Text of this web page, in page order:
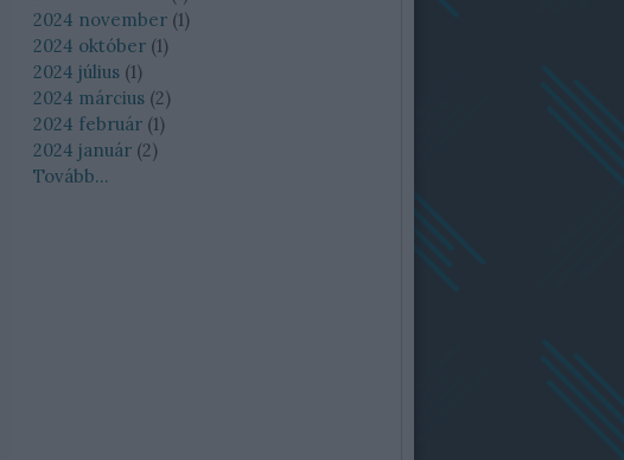
2024 november (1)
2024 október (1)
2024 július (1)
2024 március (2)
2024 február (1)
2024 január (2)
Tovább...